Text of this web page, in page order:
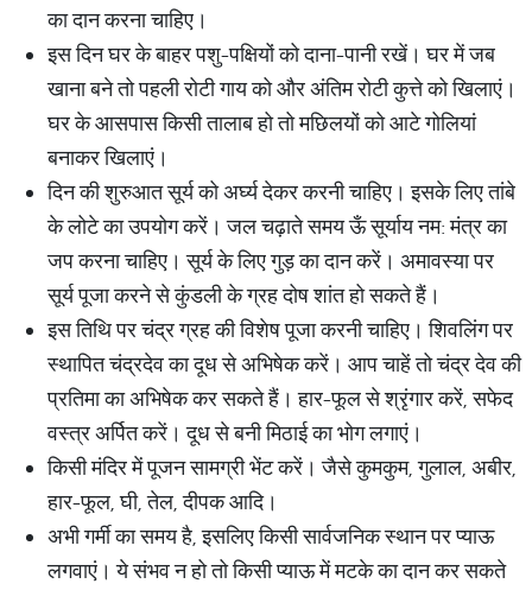
का दान करना चाहिए।
इस दिन घर के बाहर पशु-पक्षियों को दाना-पानी रखें। घर में जब
खाना बने तो पहली रोटी गाय को और अंतिम रोटी कुत्ते को खिलाएं।
घर के आसपास किसी तालाब हो तो मछिलयों को आटे गोलियां
बनाकर खिलाएं।
दिन की शुरुआत सूर्य को अर्घ्य देकर करनी चाहिए। इसके लिए तांबे
के लोटे का उपयोग करें। जल चढ़ाते समय ऊँ सूर्याय नम: मंत्र का
जप करना चाहिए। सूर्य के लिए गुड़ का दान करें। अमावस्या पर
सूर्य पूजा करने से कुंडली के ग्रह दोष शांत हो सकते हैं।
इस तिथि पर चंद्र ग्रह की विशेष पूजा करनी चाहिए। शिवलिंग पर
स्थापित चंद्रदेव का दूध से अभिषेक करें। आप चाहें तो चंद्र देव की
प्रतिमा का अभिषेक कर सकते हैं। हार-फूल से श्रृंगार करें, सफेद
वस्त्र अर्पित करें। दूध से बनी मिठाई का भोग लगाएं।
किसी मंदिर में पूजन सामग्री भेंट करें। जैसे कुमकुम, गुलाल, अबीर,
हार-फूल, घी, तेल, दीपक आदि।
अभी गर्मी का समय है, इसलिए किसी सार्वजनिक स्थान पर प्याऊ
लगवाएं। ये संभव न हो तो किसी प्याऊ में मटके का दान कर सकते